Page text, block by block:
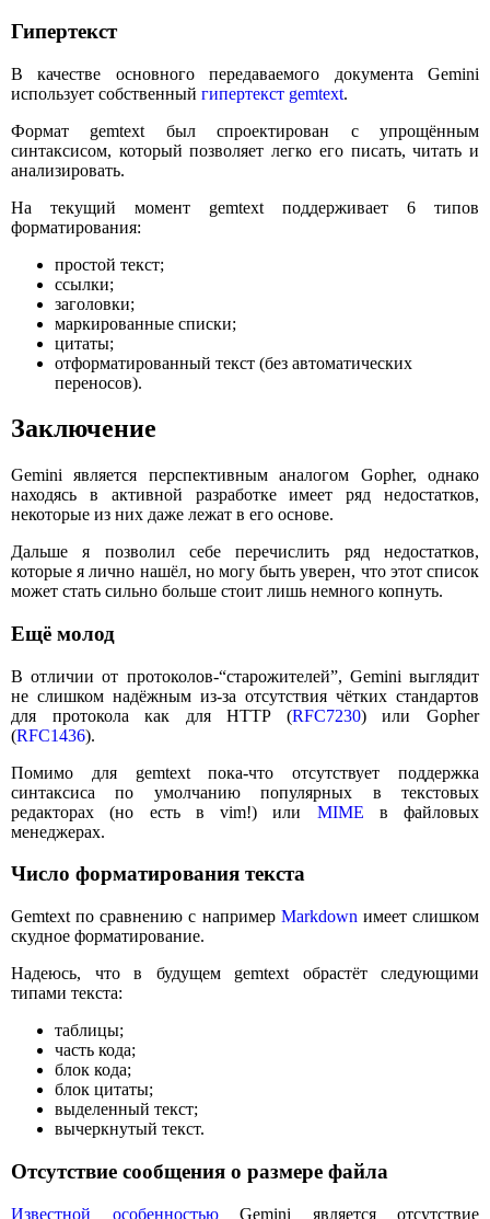
Гипертекст
В качестве основного передаваемого документа Gemini
использует собственный гипертекст gemtext.
Формат gemtext был спроектирован с упрощённым
синтаксисом, который позволяет легко его писать, читать и
анализировать.
На текущий момент gemtext поддерживает 6 типов
форматирования:
простой текст;
ссылки;
заголовки;
маркированные списки;
цитаты;
отформатированный текст (без автоматических
переносов).
Заключение
Gemini является перспективным аналогом Gopher, однако
находясь в активной разработке имеет ряд недостатков,
некоторые из них даже лежат в его основе.
Дальше я позволил себе перечислить ряд недостатков,
которые я лично нашёл, но могу быть уверен, что этот список
может стать сильно больше стоит лишь немного копнуть.
Ещё молод
В отличии от протоколов-“старожителей”, Gemini выглядит
не слишком надёжным из-за отсутствия чётких стандартов
для протокола как для HTTP (RFC7230) или Gopher
(RFC1436).
Помимо для gemtext пока-что отсутствует поддержка
синтаксиса по умолчанию популярных в текстовых
редакторах (но есть в vim!) или MIME в файловых
менеджерах.
Число форматирования текста
Gemtext по сравнению с например Markdown имеет слишком
скудное форматирование.
Надеюсь, что в будущем gemtext обрастёт следующими
типами текста:
таблицы;
часть кода;
блок кода;
блок цитаты;
выделенный текст;
вычеркнутый текст.
Отсутствие сообщения о размере файла
Известной особенностьюGemini является отсутствие